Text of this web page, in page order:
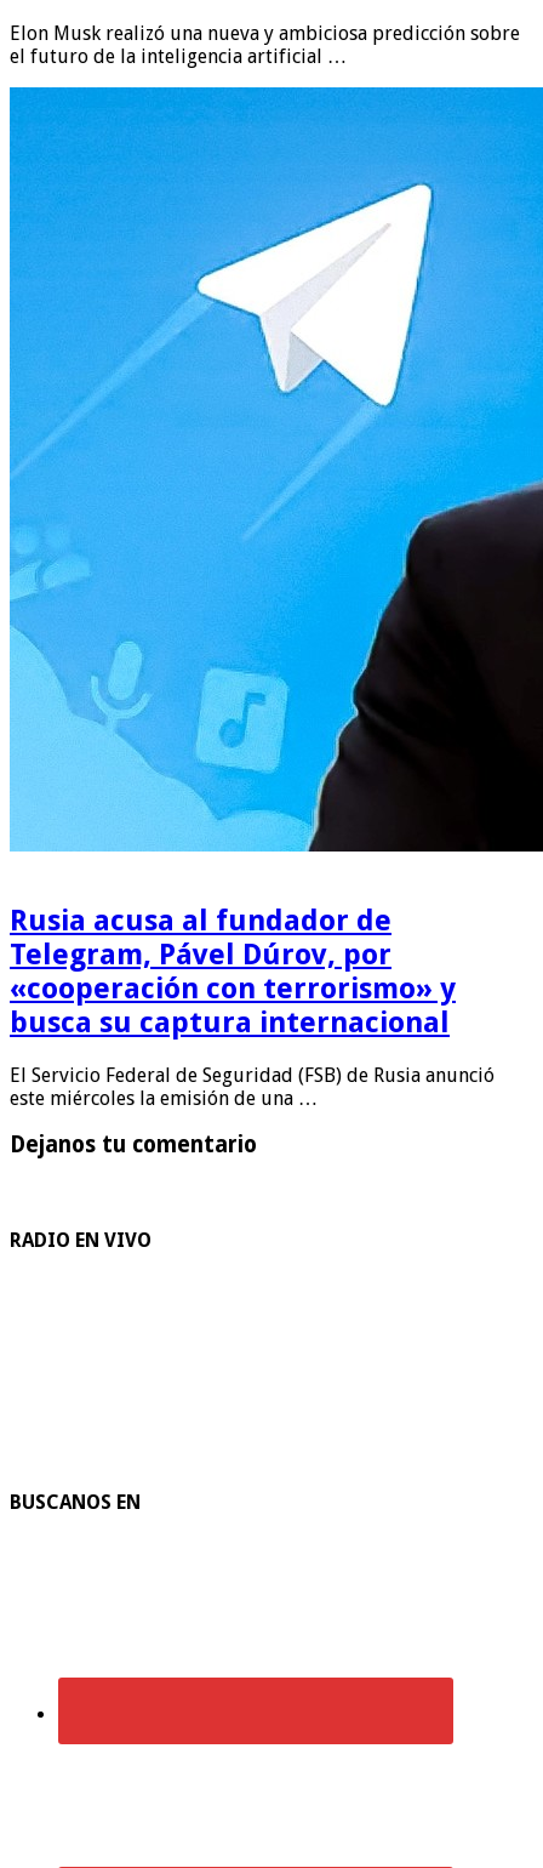
Elon Musk realizó una nueva y ambiciosa predicción sobre
el futuro de la inteligencia artificial …
Rusia acusa al fundador de
Telegram, Pável Dúrov, por
«cooperación con terrorismo» y
busca su captura internacional
El Servicio Federal de Seguridad (FSB) de Rusia anunció
este miércoles la emisión de una …
Dejanos tu comentario
RADIO EN VIVO
BUSCANOS EN